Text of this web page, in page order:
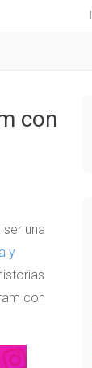
con
una
y
con